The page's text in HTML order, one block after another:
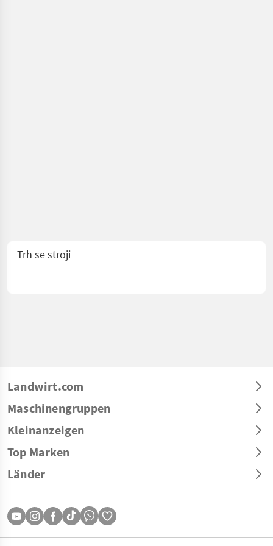
Trh se stroji
Landwirt.com
Maschinengruppen
Kleinanzeigen
Top Marken
Länder